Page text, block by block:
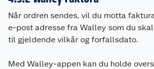
Når ordren sendes, vil du motta
e-post adresse fra Walley som du
til gjeldende vilkår og forfallsdato.
Med Walley-appen kan du holde